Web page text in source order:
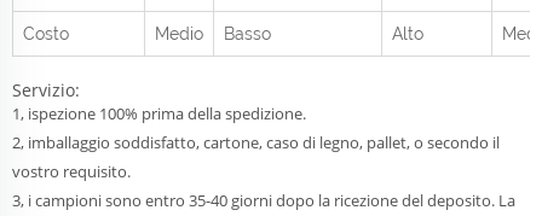
Costo Medio Basso Alto
Servizio:
1, ispezione 100% prima della spedizione.
2, imballaggio soddisfatto, cartone, caso di legno, pallet, o secondo il
vostro requisito.
3, i campioni sono entro 35-40 giorni dopo la ricezione del deposito. La